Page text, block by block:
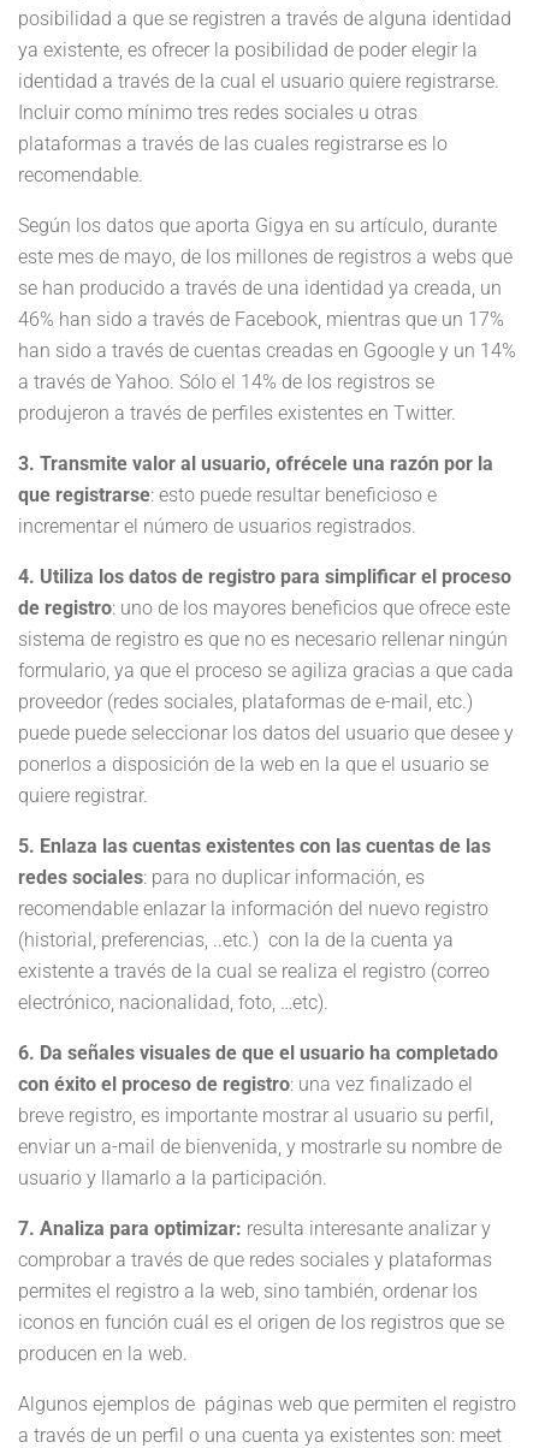
posibilidad a que se registren a través de alguna identidad
ya existente, es ofrecer la posibilidad de poder elegir la
identidad a través de la cual el usuario quiere registrarse.
Incluir como mínimo tres redes sociales u otras
plataformas a través de las cuales registrarse es lo
recomendable.
Según los datos que aporta Gigya en su artículo, durante
este mes de mayo, de los millones de registros a webs que
se han producido a través de una identidad ya creada, un
46% han sido a través de Facebook, mientras que un 17%
han sido a través de cuentas creadas en Ggoogle y un 14%
a través de Yahoo. Sólo el 14% de los registros se
produjeron a través de perfiles existentes en Twitter.
3. Transmite valor al usuario, ofrécele una razón por la
que registrarse: esto puede resultar beneficioso e
incrementar el número de usuarios registrados.
4. Utiliza los datos de registro para simplificar el proceso
de registro: uno de los mayores beneficios que ofrece este
sistema de registro es que no es necesario rellenar ningún
formulario, ya que el proceso se agiliza gracias a que cada
proveedor (redes sociales, plataformas de e-mail, etc.)
puede puede seleccionar los datos del usuario que desee y
ponerlos a disposición de la web en la que el usuario se
quiere registrar.
5. Enlaza las cuentas existentes con las cuentas de las
redes sociales: para no duplicar información, es
recomendable enlazar la información del nuevo registro
(historial, preferencias, ..etc.) con la de la cuenta ya
existente a través de la cual se realiza el registro (correo
electrónico, nacionalidad, foto, …etc).
6. Da señales visuales de que el usuario ha completado
con éxito el proceso de registro: una vez finalizado el
breve registro, es importante mostrar al usuario su perfil,
enviar un a-mail de bienvenida, y mostrarle su nombre de
usuario y llamarlo a la participación.
7. Analiza para optimizar: resulta interesante analizar y
comprobar a través de que redes sociales y plataformas
permites el registro a la web, sino también, ordenar los
iconos en función cuál es el origen de los registros que se
producen en la web.
Algunos ejemplos de páginas web que permiten el registro
a través de un perfil o una cuenta ya existentes son: meet